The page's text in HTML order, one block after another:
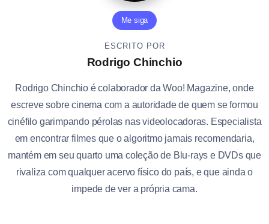
Me siga
ESCRITO POR
Rodrigo Chinchio
Rodrigo Chinchio é colaborador da Woo! Magazine, onde
escreve sobre cinema com a autoridade de quem se formou
cinéfilo garimpando pérolas nas videolocadoras. Especialista
em encontrar filmes que o algoritmo jamais recomendaria,
mantém em seu quarto uma coleção de Blu-rays e DVDs que
rivaliza com qualquer acervo físico do país, e que ainda o
impede de ver a própria cama.